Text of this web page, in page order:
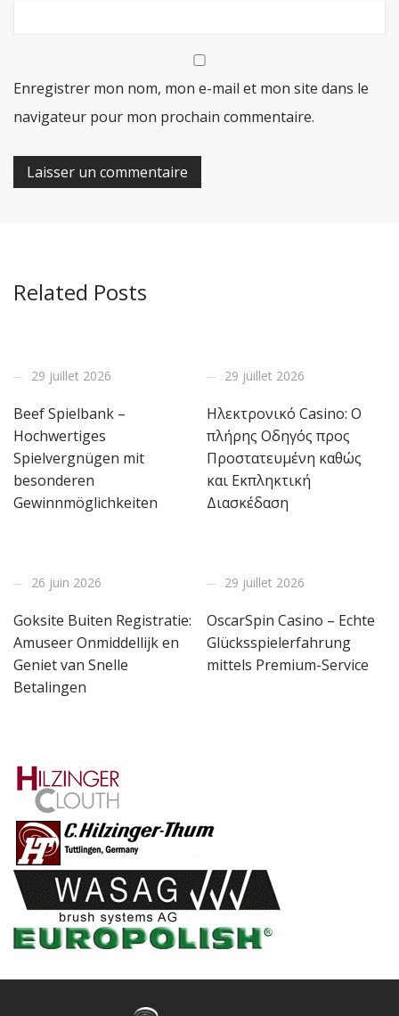
Enregistrer mon nom, mon e-mail et mon site dans le
navigateur pour mon prochain commentaire.
Related Posts
29 juillet 2026
Beef Spielbank –
Hochwertiges
Spielvergnügen mit
besonderen
Gewinnmöglichkeiten
29 juillet 2026
Ηλεκτρονικό Casino: Ο
πλήρης Οδηγός προς
Προστατευμένη καθώς
και Εκπληκτική
Διασκέδαση
26 juin 2026
Goksite Buiten Registratie:
Amuseer Onmiddellijk en
Geniet van Snelle
Betalingen
29 juillet 2026
OscarSpin Casino – Echte
Glücksspielerfahrung
mittels Premium-Service